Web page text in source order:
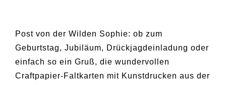
Post von der Wilden Sophie: ob zum
Geburtstag, Jubiläum, Drückjagdeinladung oder
einfach so ein Gruß, die wundervollen
Craftpapier-Faltkarten mit Kunstdrucken aus der